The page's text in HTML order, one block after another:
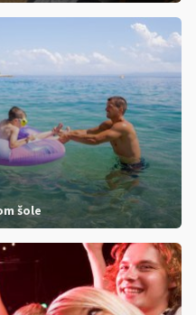
šole